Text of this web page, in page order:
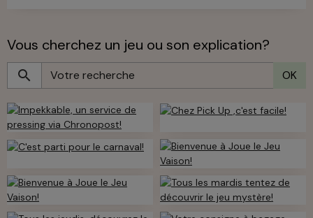
Vous cherchez un jeu ou son explication?
OK